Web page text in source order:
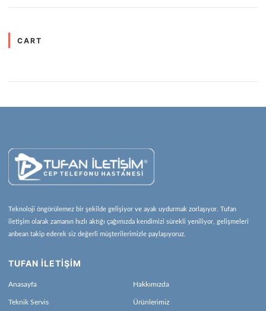
CART
Teknoloji öngörülemez bir şekilde gelişiyor ve ayak uydurmak zorlaşıyor. Tufan
iletişim olarak zamanın hızlı aktığı çağımızda kendimizi sürekli yeniliyor, gelişmeleri
anbean takip ederek siz değerli müşterilerimizle paylaşıyoruz.
TUFAN İLETİŞİM
Anasayfa Hakkımızda
Teknik Servis Ürünlerimiz